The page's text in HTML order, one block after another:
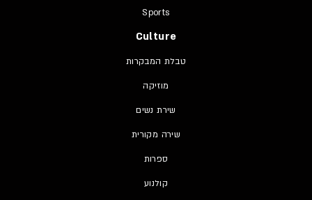
Sports
Culture
טבלת המבקרות
מוזיקה
שירת נשים
שירה מקורית
ספרות
קולנוע